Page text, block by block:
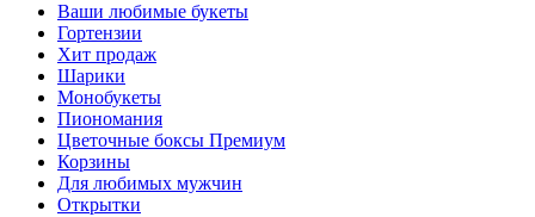
Ваши любимые букеты
Гортензии
Хит продаж
Шарики
Монобукеты
Пиономания
Цветочные боксы Премиум
Корзины
Для любимых мужчин
Открытки